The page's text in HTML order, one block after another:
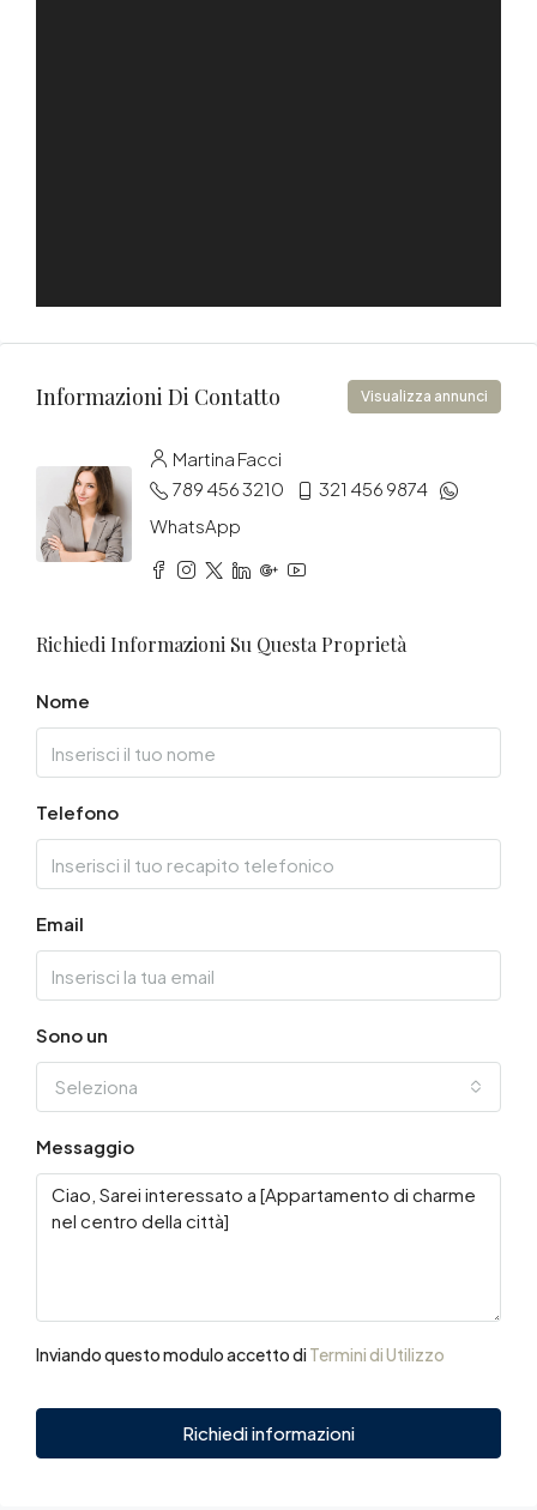
Informazioni Di Contatto Visualizza annunci
Martina Facci
789 456 3210
321 456 9874
WhatsApp
Richiedi Informazioni Su Questa Proprietà
Nome
Telefono
Email
Sono un
Seleziona
Messaggio
Inviando questo modulo accetto di Termini di Utilizzo
Richiedi informazioni